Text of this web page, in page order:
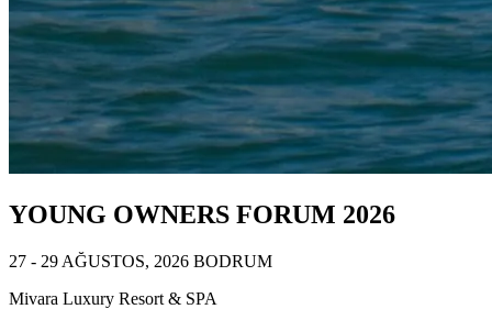
YOUNG OWNERS FORUM 2026
27 - 29 AĞUSTOS, 2026 BODRUM
Mivara Luxury Resort & SPA